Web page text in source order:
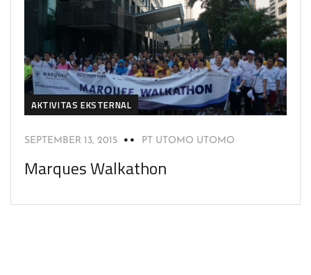
AKTIVITAS EKSTERNAL
SEPTEMBER 13, 2015 PT UTOMO UTOMO
Marques Walkathon